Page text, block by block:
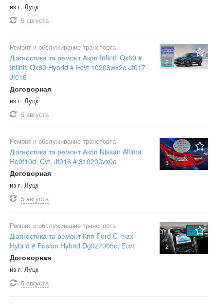
из г. Луцк
5 августа
2
Ремонт и обслуживание транспорта
Діагностика та ремонт Акпп Infiniti Qx60 #
Infiniti Qx60 Hybrid # Ecvt 10203wx2e Jf017
Jf018
Договорная
из г. Луцк
5 августа
3
Ремонт и обслуживание транспорта
Діагностика та ремонт Акпп Nissan Altima
Re0f10d, Cvt, Jf016 # 310203vx0c
Договорная
из г. Луцк
5 августа
2
Ремонт и обслуживание транспорта
Діагностика та ремонт Кпп Ford C-max
Hybrid # Fusion Hybrid Dg9z7005c, Ecvt
Договорная
из г. Луцк
5 августа